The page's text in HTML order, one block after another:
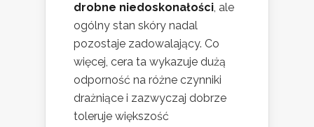
drobne niedoskonałości, ale
ogólny stan skóry nadal
pozostaje zadowalający. Co
więcej, cera ta wykazuje dużą
odporność na różne czynniki
drażniące i zazwyczaj dobrze
toleruje większość